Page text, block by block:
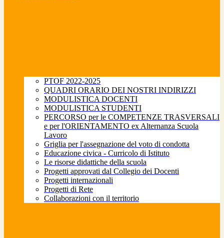
PTOF 2022-2025
QUADRI ORARIO DEI NOSTRI INDIRIZZI
MODULISTICA DOCENTI
MODULISTICA STUDENTI
PERCORSO per le COMPETENZE TRASVERSALI
e per l'ORIENTAMENTO ex Alternanza Scuola
Lavoro
Griglia per l'assegnazione del voto di condotta
Educazione civica - Curricolo di Istituto
Le risorse didattiche della scuola
Progetti approvati dal Collegio dei Docenti
Progetti internazionali
Progetti di Rete
Collaborazioni con il territorio